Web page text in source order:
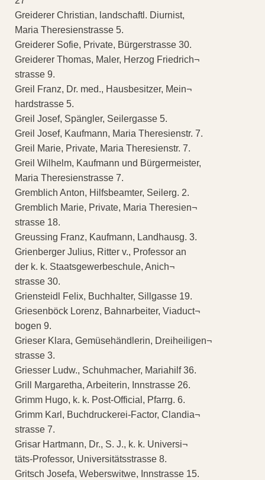
Greiderer Christian, landschaftl. Diurnist,
Maria Theresienstrasse 5.
Greiderer Sofie, Private, Bürgerstrasse 30.
Greiderer Thomas, Maler, Herzog Friedrich¬
strasse 9.
Greil Franz, Dr. med., Hausbesitzer, Mein¬
hardstrasse 5.
Greil Josef, Spängler, Seilergasse 5.
Greil Josef, Kaufmann, Maria Theresienstr. 7.
Greil Marie, Private, Maria Theresienstr. 7.
Greil Wilhelm, Kaufmann und Bürgermeister,
Maria Theresienstrasse 7.
Gremblich Anton, Hilfsbeamter, Seilerg. 2.
Gremblich Marie, Private, Maria Theresien¬
strasse 18.
Greussing Franz, Kaufmann, Landhausg. 3.
Grienberger Julius, Ritter v., Professor an
der k. k. Staatsgewerbeschule, Anich¬
strasse 30.
Griensteidl Felix, Buchhalter, Sillgasse 19.
Griesenböck Lorenz, Bahnarbeiter, Viaduct¬
bogen 9.
Grieser Klara, Gemüsehändlerin, Dreiheiligen¬
strasse 3.
Griesser Ludw., Schuhmacher, Mariahilf 36.
Grill Margaretha, Arbeiterin, Innstrasse 26.
Grimm Hugo, k. k. Post-Official, Pfarrg. 6.
Grimm Karl, Buchdruckerei-Factor, Clandia¬
strasse 7.
Grisar Hartmann, Dr., S. J., k. k. Universi¬
täts-Professor, Universitätsstrasse 8.
Gritsch Josefa, Weberswitwe, Innstrasse 15.